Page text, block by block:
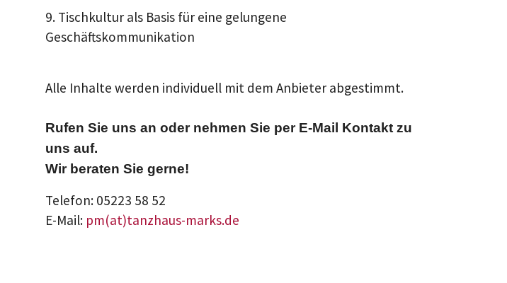
9. Tischkultur als Basis für eine gelungene
Geschäftskommunikation
Alle Inhalte werden individuell mit dem Anbieter abgestimmt.
Rufen Sie uns an oder nehmen Sie per E-Mail Kontakt zu
uns auf.
Wir beraten Sie gerne!
Telefon: 05223 58 52
E-Mail: pm(at)tanzhaus-marks.de